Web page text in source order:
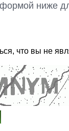
формой ниже
что вы не